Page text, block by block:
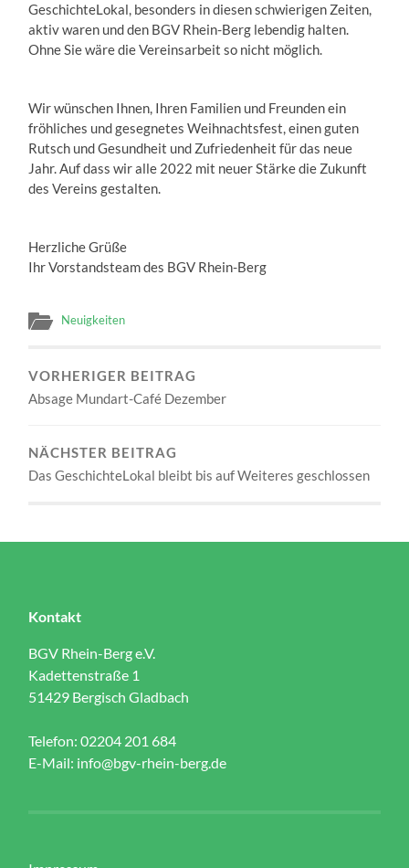
GeschichteLokal, besonders in diesen schwierigen Zeiten,
aktiv waren und den BGV Rhein-Berg lebendig halten.
Ohne Sie wäre die Vereinsarbeit so nicht möglich.
Wir wünschen Ihnen, Ihren Familien und Freunden ein
fröhliches und gesegnetes Weihnachtsfest, einen guten
Rutsch und Gesundheit und Zufriedenheit für das neue
Jahr. Auf dass wir alle 2022 mit neuer Stärke die Zukunft
des Vereins gestalten.
Herzliche Grüße
Ihr Vorstandsteam des BGV Rhein-Berg
Neuigkeiten
VORHERIGER BEITRAG
Absage Mundart-Café Dezember
NÄCHSTER BEITRAG
Das GeschichteLokal bleibt bis auf Weiteres geschlossen
Kontakt
BGV Rhein-Berg e.V.
Kadettenstraße 1
51429 Bergisch Gladbach
Telefon: 02204 201 684
E-Mail: info@bgv-rhein-berg.de